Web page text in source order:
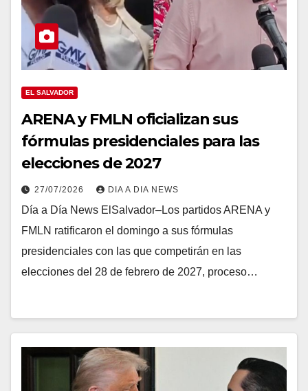
EL SALVADOR
ARENA y FMLN oficializan sus
fórmulas presidenciales para las
elecciones de 2027
27/07/2026 DIA A DIA NEWS
Día a Día News ElSalvador–Los partidos ARENA y
FMLN ratificaron el domingo a sus fórmulas
presidenciales con las que competirán en las
elecciones del 28 de febrero de 2027, proceso…